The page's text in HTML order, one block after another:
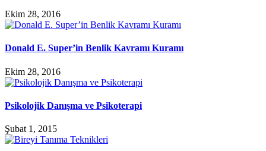
Ekim 28, 2016
Donald E. Super’in Benlik Kavramı Kuramı
Ekim 28, 2016
Psikolojik Danışma ve Psikoterapi
Şubat 1, 2015